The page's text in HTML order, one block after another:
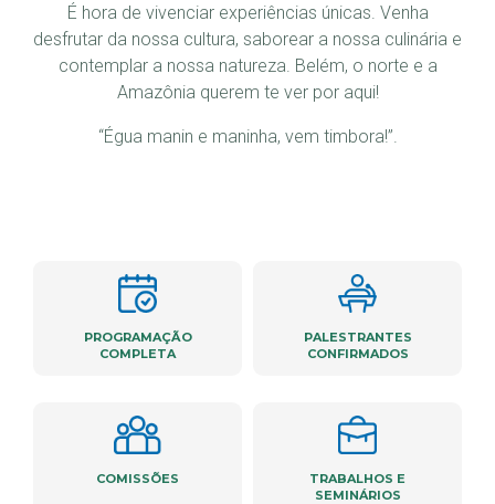
É hora de vivenciar experiências únicas. Venha
desfrutar da nossa cultura, saborear a nossa culinária e
contemplar a nossa natureza. Belém, o norte e a
Amazônia querem te ver por aqui!
“Égua manin e maninha, vem timbora!”.
PROGRAMAÇÃO
COMPLETA
PALESTRANTES
CONFIRMADOS
COMISSÕES
TRABALHOS E
SEMINÁRIOS